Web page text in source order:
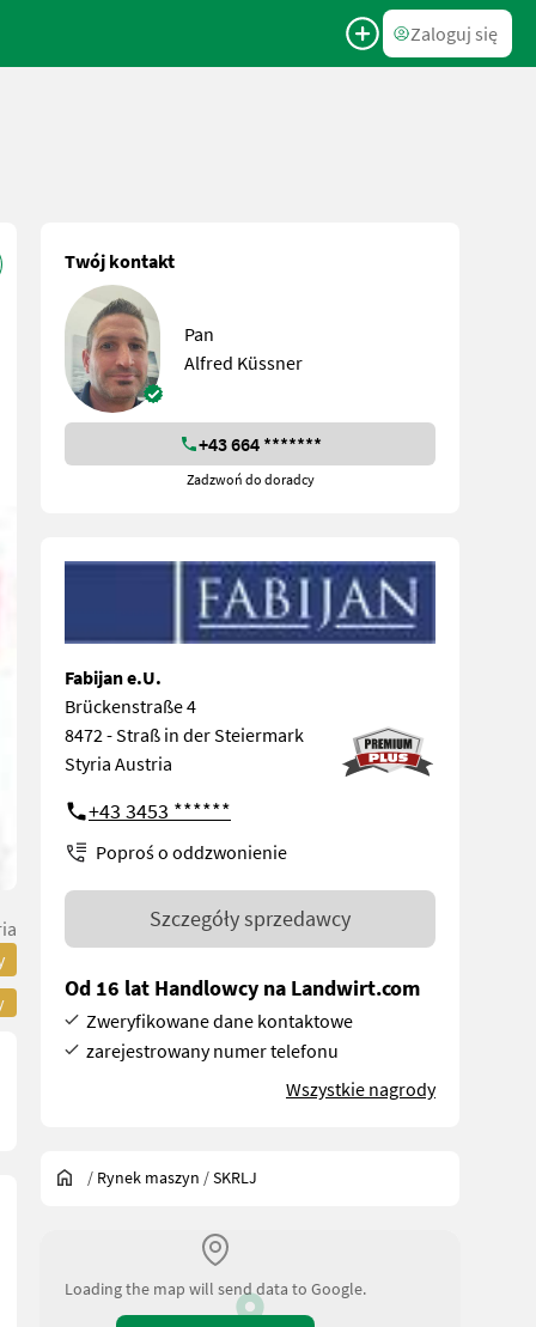
Zaloguj się
Twój kontakt
Pan
Alfred Küssner
+43 664 *******
Zadzwoń do doradcy
Fabijan e.U.
Brückenstraße 4
8472 - Straß in der Steiermark
Styria Austria
+43 3453 ******
Poproś o oddzwonienie
Szczegóły sprzedawcy
Od 16 lat Handlowcy na Landwirt.com
Zweryfikowane dane kontaktowe
zarejestrowany numer telefonu
Wszystkie nagrody
/ Rynek maszyn /SKRLJ
Loading the map will send data to Google.